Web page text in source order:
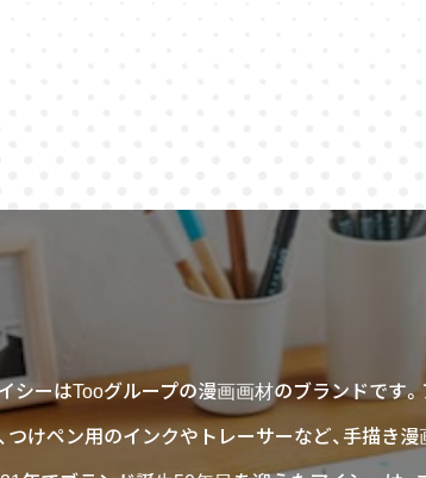
シーはTooグループの漫画画材のブランドです
つけペン用のインクやトレーサーなど、手描き